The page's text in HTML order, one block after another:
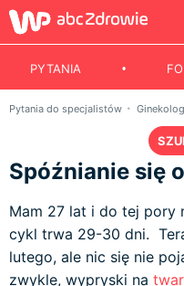
PYTANIA
Pytania do specjalistów
Spóźnianie się
Mam 27 lat i do tej pory
cykl trwa 29-30 dni.
lutego, ale nic się nie
zwykle, wypryski na